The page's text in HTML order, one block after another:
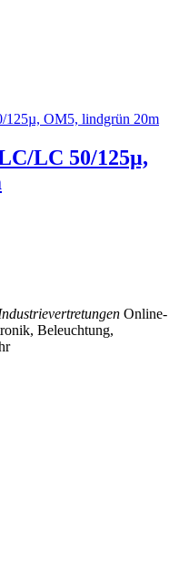
LC 50/125µ,
Online-
Beleuchtung,